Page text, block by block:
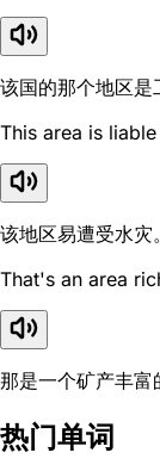
该国的那个地区是
This area is
该地区易遭受水灾。
That's an area
那是一个矿产丰富
热门单词